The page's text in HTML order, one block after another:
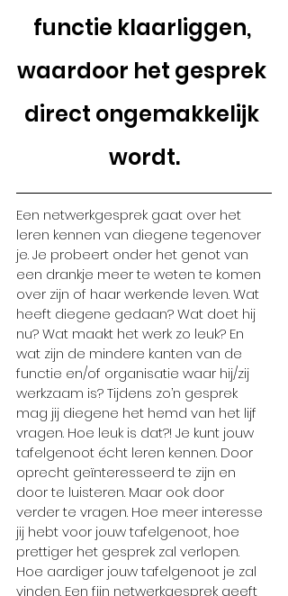
functie klaarliggen,
waardoor het gesprek
direct ongemakkelijk
wordt.
Een netwerkgesprek gaat over het
leren kennen van diegene tegenover
je. Je probeert onder het genot van
een drankje meer te weten te komen
over zijn of haar werkende leven. Wat
heeft diegene gedaan? Wat doet hij
nu? Wat maakt het werk zo leuk? En
wat zijn de mindere kanten van de
functie en/of organisatie waar hij/zij
werkzaam is? Tijdens zo’n gesprek
mag jij diegene het hemd van het lijf
vragen. Hoe leuk is dat?! Je kunt jouw
tafelgenoot écht leren kennen. Door
oprecht geïnteresseerd te zijn en
door te luisteren. Maar ook door
verder te vragen. Hoe meer interesse
jij hebt voor jouw tafelgenoot, hoe
prettiger het gesprek zal verlopen.
Hoe aardiger jouw tafelgenoot je zal
vinden. Een fijn netwerkgesprek geeft